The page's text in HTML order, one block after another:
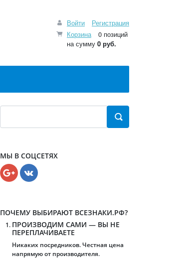
Войти
Регистрация
Корзина
0 позиций
на сумму 0 руб.
МЫ В СОЦСЕТЯХ
ПОЧЕМУ ВЫБИРАЮТ ВСЕЗНАКИ.РФ?
ПРОИЗВОДИМ САМИ — ВЫ НЕ
ПЕРЕПЛАЧИВАЕТЕ
Никаких посредников. Честная цена
напрямую от производителя.